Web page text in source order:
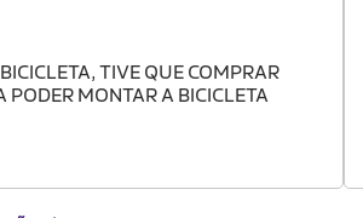
TIVE QUE COMPRAR
PODER MONTAR A BICICLETA